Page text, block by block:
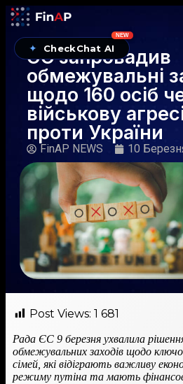
✦ CheckChat AI
NEW
ЄС запровадив
обмежувальні
щодо 160 осіб
військову
проти України
FinAP NEWS 10
Post Views: 1 681
Рада ЄС 9 березня ухвалила
обмежувальних заходів щодо
сімей, які відіграють важливу
режиму путіна та мають